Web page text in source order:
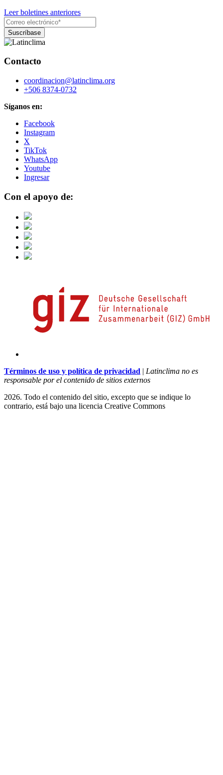
Leer boletines anteriores
Contacto
coordinacion@latinclima.org
+506 8374-0732
Síganos en:
Facebook
Instagram
X
TikTok
WhatsApp
Youtube
Ingresar
Con el apoyo de:
Términos de uso y política de privacidad | Latinclima no es
responsable por el contenido de sitios externos
2026. Todo el contenido del sitio, excepto que se indique lo
contrario, está bajo una licencia Creative Commons